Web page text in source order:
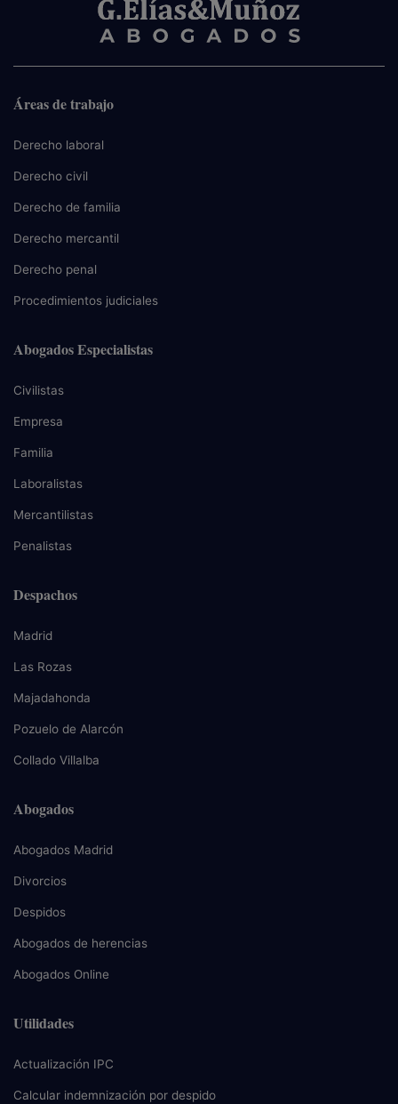
Áreas de trabajo
Derecho laboral
Derecho civil
Derecho de familia
Derecho mercantil
Derecho penal
Procedimientos judiciales
Abogados Especialistas
Civilistas
Empresa
Familia
Laboralistas
Mercantilistas
Penalistas
Despachos
Madrid
Las Rozas
Majadahonda
Pozuelo de Alarcón
Collado Villalba
Abogados
Abogados Madrid
Divorcios
Despidos
Abogados de herencias
Abogados Online
Utilidades
Actualización IPC
Calcular indemnización por despido